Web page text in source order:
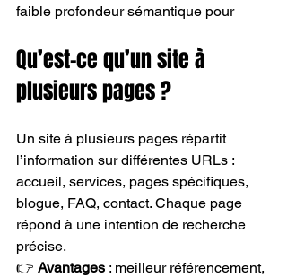
faible profondeur sémantique pour
Qu’est-ce qu’un site à
plusieurs pages ?
Un site à plusieurs pages répartit
l’information sur différentes URLs :
accueil, services, pages spécifiques,
blogue, FAQ, contact. Chaque page
répond à une intention de recherche
précise.
👉 Avantages : meilleur référencement,